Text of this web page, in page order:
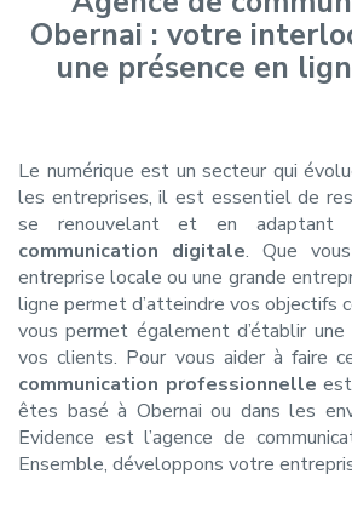
Obernai : votre
une présence en
Le numérique est un secteur qui
les entreprises, il est essentiel de
se renouvelant et en adaptant
communication digitale. Que
entreprise locale ou une grande
ligne permet d’atteindre vos objectifs
vous permet également d’établir
vos clients. Pour vous aider à faire
communication professionnelle
êtes basé à Obernai ou dans les
Evidence est l’agence de
Ensemble, développons votre